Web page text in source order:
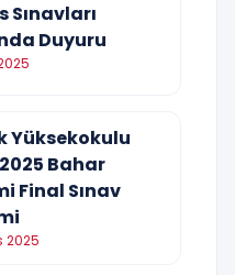
Sınavları
Duyuru
Yüksekokulu
Bahar
Final Sınav
2025